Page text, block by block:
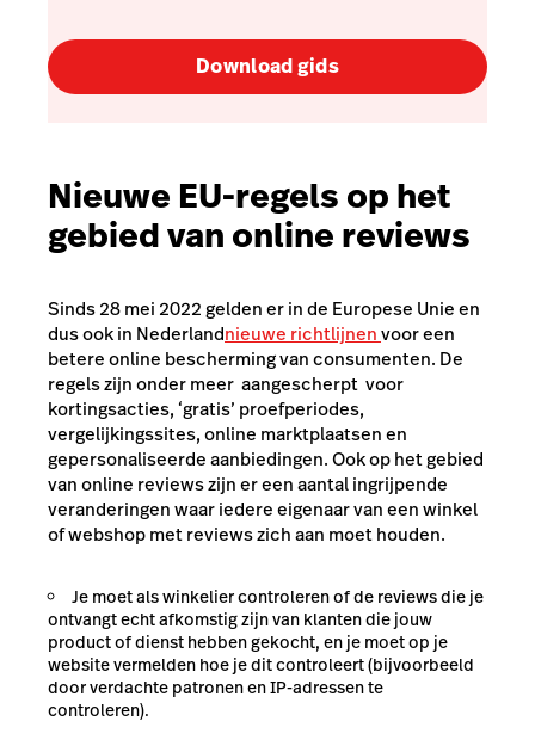
Download gids
Nieuwe EU-regels op het
gebied van online reviews
Sinds 28 mei 2022 gelden er in de Europese Unie en
dus ook in Nederlandnieuwe richtlijnenvoor een
betere online bescherming van consumenten. De
regels zijn onder meer aangescherpt voor
kortingsacties, ‘gratis’ proefperiodes,
vergelijkingssites, online marktplaatsen en
gepersonaliseerde aanbiedingen. Ook op het gebied
van online reviews zijn er een aantal ingrijpende
veranderingen waar iedere eigenaar van een winkel
of webshop met reviews zich aan moet houden.
Je moet als winkelier controleren of de reviews die je
ontvangt echt afkomstig zijn van klanten die jouw
product of dienst hebben gekocht, en je moet op je
website vermelden hoe je dit controleert (bijvoorbeeld
door verdachte patronen en IP-adressen te
controleren).